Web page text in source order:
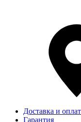
Доставка и
Гарантия